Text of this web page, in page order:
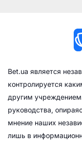
Bet.ua является
контролируется
другим
руководства,
мнение наших
лишь в